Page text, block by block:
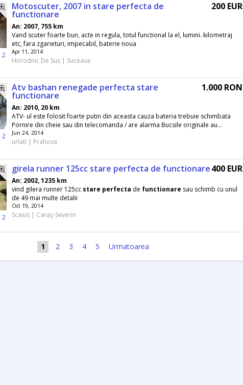
2
Motoscuter, 2007 in stare perfecta de
functionare
200 EUR
An: 2007, 755 km
Vand scuter foarte bun, acte in regula, totul functional la el, lumini. kilometraj
etc, fara zgarieturi, impecabil, baterie noua
Apr 11, 2014
Horodnic De Sus | Suceava
2
Atv bashan renegade perfecta stare
functionare
1.000 RON
An: 2010, 20 km
ATV- ul este folosit foarte putin din aceasta cauza bateria trebuie schimbata
Pornire din cheie sau din telecomanda / are alarma Bucsile originale au...
Jun 24, 2014
urlati | Prahova
2
girela runner 125cc stare perfecta de functionare400 EUR
An: 2002, 1235 km
vind gilera runner 125cc stare perfecta de functionare sau schimb cu unul
de 49 mai multe detalii
Oct 19, 2014
Scaius | Caraş-Severin
1 2 3 4 5 Urmatoarea